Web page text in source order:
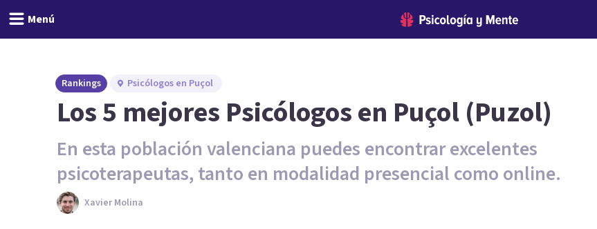
Menú
Rankings Psicólogos en Puçol
Los 5 mejores Psicólogos en Puçol (Puzol)
En esta población valenciana puedes encontrar excelentes
psicoterapeutas, tanto en modalidad presencial como online.
Xavier Molina